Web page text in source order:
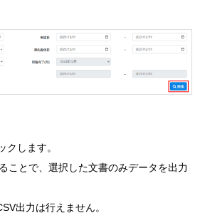
クします。
ことで、選択した文書のみデータを出力
出力は行えません。